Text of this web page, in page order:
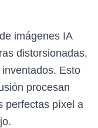
imágenes IA
distorsionadas,
Esto
procesan
perfectas píxel a